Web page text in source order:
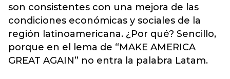
son consistentes con una mejora de las
condiciones económicas y sociales de la
región latinoamericana. ¿Por qué? Sencillo,
porque en el lema de “MAKE AMERICA
GREAT AGAIN” no entra la palabra Latam.